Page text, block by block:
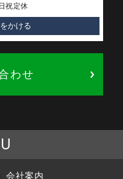
祝定休
かける
わせ
会社案内